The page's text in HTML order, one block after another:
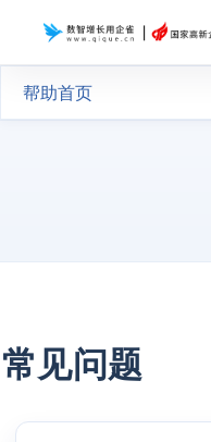
帮助首页
常见问题